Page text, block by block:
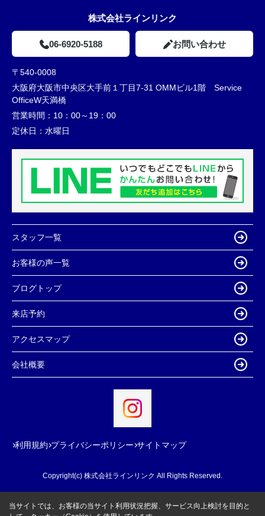
株式会社ラインリンク
06-6920-5188 お問い合わせ
〒540-0008
大阪府大阪市中央区大手前１丁目7-31 OMMビル1階 Service
OfficeW天満橋
営業時間： 10：00～19：00
定休日： 水曜日
スタッフ一覧
お客様の声一覧
ブログトップ
来店予約
アクセスマップ
会社概要
利用規約 プライバシーポリシー サイトマップ
Copyright(c) 株式会社ラインリンク All Rights Reserved.
当サイトでは、お客様の当サイト利用状況把握、サービス向上検討を目的と